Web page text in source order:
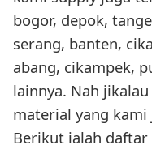
bogor, depok,
serang, banten,
abang, cikampek,
lainnya. Nah
material yang
Berikut ialah